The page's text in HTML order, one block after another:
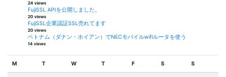
24 views
FujiSSL APIを公開しました。
20 views
FujiSSL企業認証SSL売れてます
20 views
ベトナム（ダナン・ホイアン）でNECモバイルwifiルータを使う
14 views
M T W T F S S